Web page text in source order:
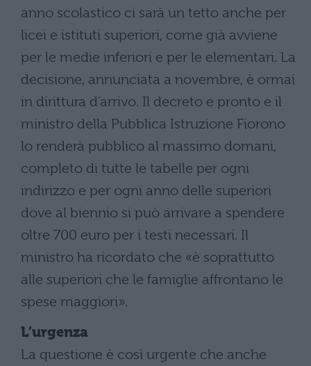
anno scolastico ci sarà un tetto anche per
licei e istituti superiori, come già avviene
per le medie inferiori e per le elementari. La
decisione, annunciata a novembre, è ormai
in dirittura d’arrivo. Il decreto e pronto e il
ministro della Pubblica Istruzione Fiorono
lo renderà pubblico al massimo domani,
completo di tutte le tabelle per ogni
indirizzo e per ogni anno delle superiori
dove al biennio si può arrivare a spendere
oltre 700 euro per i testi necessari. Il
ministro ha ricordato che «è soprattutto
alle superiori che le famiglie affrontano le
spese maggiori».
L’urgenza
La questione è così urgente che anche